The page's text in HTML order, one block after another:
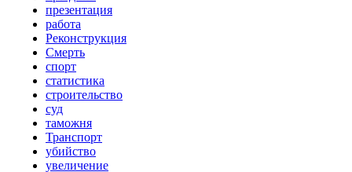
презентация
работа
Реконструкция
Смерть
спорт
статистика
строительство
суд
таможня
Транспорт
убийство
увеличение